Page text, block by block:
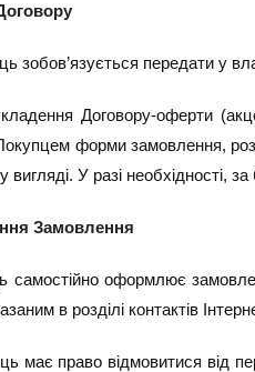
зобов’язується передати у
Договору-оферти
форми замовлення,
вигляді. У разі необхідності,
Замовлення
самостійно оформлює
в розділі контактів
має право відмовитися від